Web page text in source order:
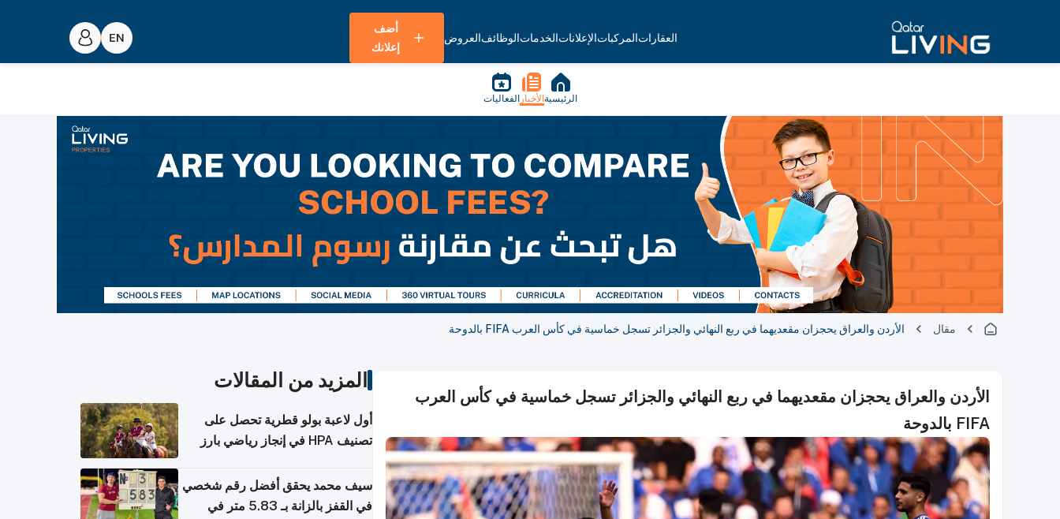
العقاراتالمركباتالإعلاناتالخدماتالوظائفالعروض
أضف
إعلانك
الرئيسية الأخبار الفعاليات
مقال الأردن والعراق يحجزان مقعديهما في ربع النهائي والجزائر تسجل خماسية في كأس العرب FIFA بالدوحة
الأردن والعراق يحجزان مقعديهما في ربع النهائي والجزائر تسجل خماسية في كأس العرب
FIFA بالدوحة
المزيد من المقالات
أول لاعبة بولو قطرية تحصل على
تصنيف HPA في إنجاز رياضي بارز
سيف محمد يحقق أفضل رقم شخصي
في القفز بالزانة بـ 5.83 متر في